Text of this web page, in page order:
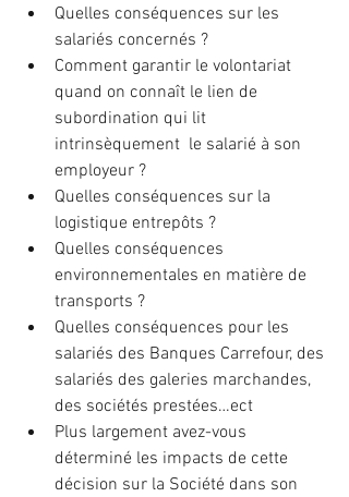
Quelles conséquences sur les
salariés concernés ?
Comment garantir le volontariat
quand on connaît le lien de
subordination qui lit
intrinsèquement  le salarié à son
employeur ?
Quelles conséquences sur la
logistique entrepôts ?
Quelles conséquences
environnementales en matière de
transports ?
Quelles conséquences pour les
salariés des Banques Carrefour, des
salariés des galeries marchandes,
des sociétés prestées…ect
Plus largement avez-vous
déterminé les impacts de cette
décision sur la Société dans son